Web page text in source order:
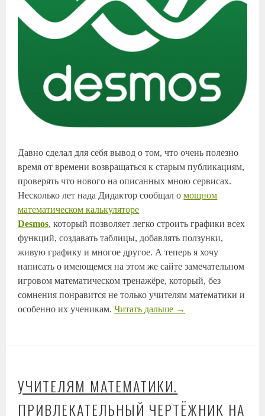
Давно сделал для себя вывод о том, что очень полезно
время от времени возвращаться к старым публикациям,
проверять что нового на описанных мною сервисах.
Несколько лет нада Дидактор сообщал омощном
математическом калькуляторе
Desmos, который позволяет легко строить графики всех
функций, создавать таблицы, добавлять ползунки,
живую графику и многое другое. А теперь я хочу
написать о имеющемся на этом же сайте замечательном
игровом математическом тренажёре, который, без
сомнения понравится не только учителям математики и
особенно их ученикам.Читать дальше →
УЧИТЕЛЯМ МАТЕМАТИКИ.
ПРИВЛЕКАТЕЛЬНЫЙ ЧЕРТЁЖНИК НА